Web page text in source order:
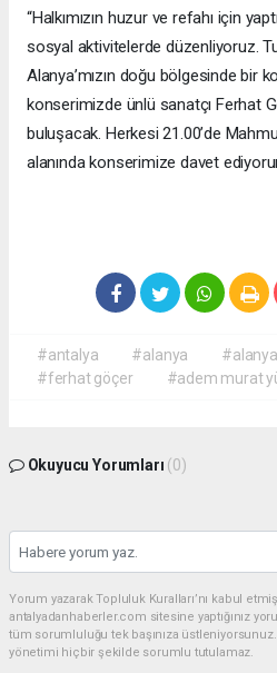
“Halkımızın huzur ve refahı için
sosyal aktivitelerde düzenliyoruz.
Alanya’mızın doğu bölgesinde bir
konserimizde ünlü sanatçı Ferhat
buluşacak. Herkesi 21.00’de
alanında konserimize davet
#antalya #alanya
#ferhat göçer
#adem murat
Okuyucu Yorumları (0)
Yorum yazarak Topluluk Kuralları’nı kabul
antalyadanhaberler.com sitesine yaptığınız
tüm sorumluluğu tek başınıza
yönetimi hiçbir şekilde sorumlu tutulamaz.